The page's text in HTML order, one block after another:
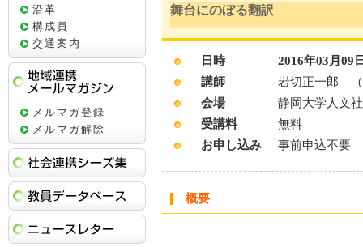
舞台にのぼる翻訳
日時
2016年03月09
講師
岩切正一郎
会場
静岡大学人文
受講料
無料
お申し込み
事前申込不要
概要
沿革
構成員
交通案内
地域連携メールマガジン
メルマガ登録
メルマガ解除
社会連携シーズ集